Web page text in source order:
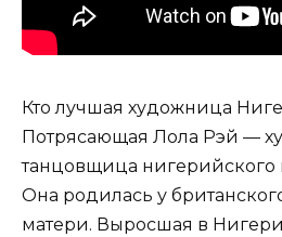
Кто лучшая художница
Потрясающая Лола Рэй —
танцовщица
Она родилась у
матери. Выросшая в